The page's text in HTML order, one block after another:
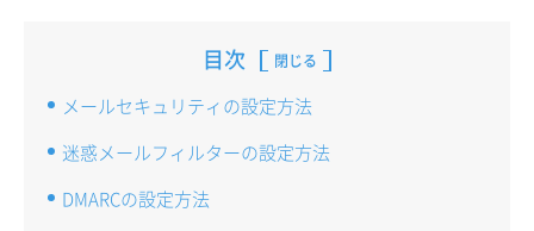
目次 閉じる
メールセキュリティの設定方法
迷惑メールフィルターの設定方法
DMARCの設定方法